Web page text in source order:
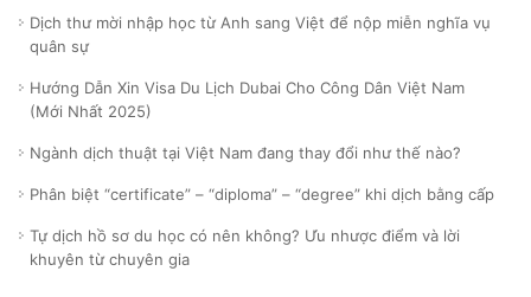
Dịch thư mời nhập học từ Anh sang Việt để nộp miễn nghĩa vụ
quân sự
Hướng Dẫn Xin Visa Du Lịch Dubai Cho Công Dân Việt Nam
(Mới Nhất 2025)
Ngành dịch thuật tại Việt Nam đang thay đổi như thế nào?
Phân biệt “certificate” – “diploma” – “degree” khi dịch bằng cấp
Tự dịch hồ sơ du học có nên không? Ưu nhược điểm và lời
khuyên từ chuyên gia